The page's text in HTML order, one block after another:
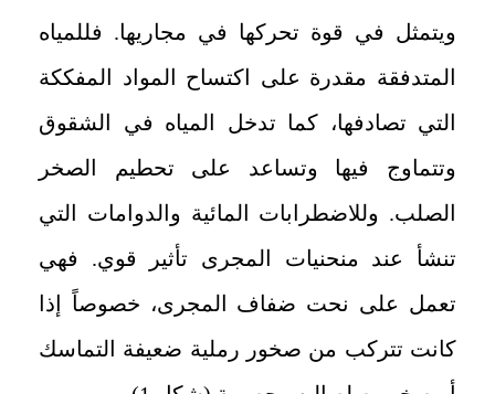
ويتمثل في قوة تحركها في مجاريها. فللمياه
المتدفقة مقدرة على اكتساح المواد المفككة
التي تصادفها، كما تدخل المياه في الشقوق
وتتماوج فيها وتساعد على تحطيم الصخر
الصلب. وللاضطرابات المائية والدوامات التي
تنشأ عند منحنيات المجرى تأثير قوي. فهي
تعمل على نحت ضفاف المجرى، خصوصاً إذا
كانت تتركب من صخور رملية ضعيفة التماسك